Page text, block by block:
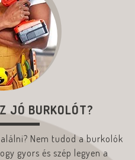
JÓ BURKOLÓT?
Nem tudod a burkolók
gyors és szép legyen a